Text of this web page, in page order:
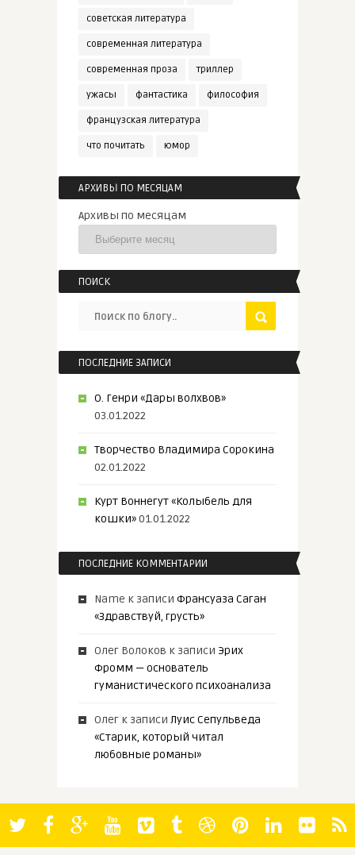
советская литература
современная литература
современная проза триллер
ужасы фантастика философия
французская литература
что почитать юмор
АРХИВЫ ПО МЕСЯЦАМ
Архивы по месяцам
ПОИСК
ПОСЛЕДНИЕ ЗАПИСИ
О. Генри «Дары волхвов»
03.01.2022
Творчество Владимира Сорокина
02.01.2022
Курт Воннегут «Колыбель для
кошки» 01.01.2022
ПОСЛЕДНИЕ КОММЕНТАРИИ
Name к записи Франсуаза Саган
«Здравствуй, грусть»
Олег Волоков к записи Эрих
Фромм — основатель
гуманистического психоанализа
Олегк записи Луис Сепульведа
«Старик, который читал
любовные романы»